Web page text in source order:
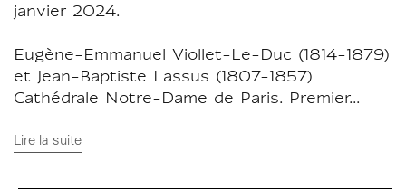
janvier 2024.
Eugène-Emmanuel Viollet-Le-Duc (1814-1879)
et Jean-Baptiste Lassus (1807-1857)
Cathédrale Notre-Dame de Paris. Premier...
Lire la suite